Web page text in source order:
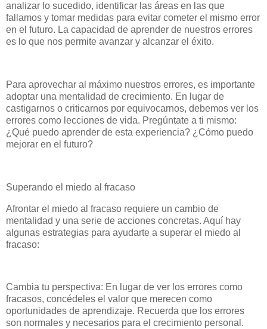
analizar lo sucedido, identificar las áreas en las que
fallamos y tomar medidas para evitar cometer el mismo error
en el futuro. La capacidad de aprender de nuestros errores
es lo que nos permite avanzar y alcanzar el éxito.
Para aprovechar al máximo nuestros errores, es importante
adoptar una mentalidad de crecimiento. En lugar de
castigarnos o criticarnos por equivocarnos, debemos ver los
errores como lecciones de vida. Pregúntate a ti mismo:
¿Qué puedo aprender de esta experiencia? ¿Cómo puedo
mejorar en el futuro?
Superando el miedo al fracaso
Afrontar el miedo al fracaso requiere un cambio de
mentalidad y una serie de acciones concretas. Aquí hay
algunas estrategias para ayudarte a superar el miedo al
fracaso:
Cambia tu perspectiva: En lugar de ver los errores como
fracasos, concédeles el valor que merecen como
oportunidades de aprendizaje. Recuerda que los errores
son normales y necesarios para el crecimiento personal.